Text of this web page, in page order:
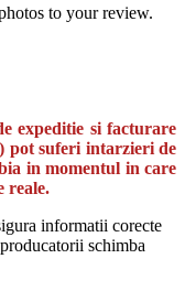
to your review.
expeditie si facturare
pot suferi intarzieri de
in momentul in care
reale.
informatii corecte
schimba